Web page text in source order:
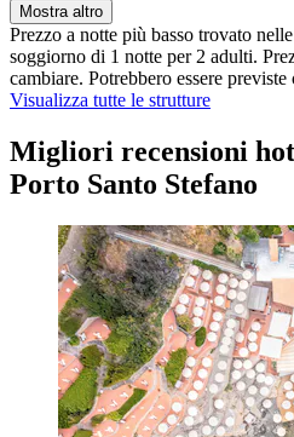
Mostra altro
Prezzo a notte più basso trovato
soggiorno di 1 notte per 2 adulti.
cambiare. Potrebbero essere
Visualizza tutte le strutture
Migliori recensioni
Porto Santo Stefano